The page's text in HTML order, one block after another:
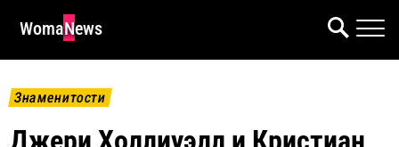
WomaNews
Знаменитости